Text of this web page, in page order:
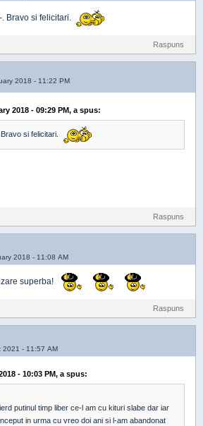
Bravo si felicitari.
Raspuns
2018 - 11:22 PM
2018 - 09:29 PM, a spus:
si felicitari.
Raspuns
2018 - 11:08 AM
superba!
Raspuns
2021 - 11:57 AM
- 10:03 PM, a spus:
putinul timp liber ce-l am cu kituri slabe dar iar
in urma cu vreo doi ani si l-am abandonat